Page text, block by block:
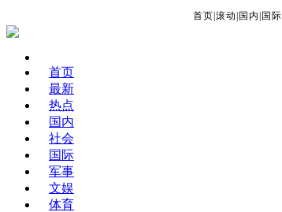
首页 滚动 国内 国际
首页
最新
热点
国内
社会
国际
军事
文娱
体育